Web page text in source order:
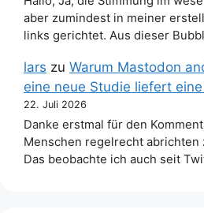
aber zumindest in meiner
links gerichtet. Aus dieser
lars zu Warum Mastodon
eine neue Studie liefert
22. Juli 2026
Danke erstmal für den
Menschen regelrecht abrichten
Das beobachte ich auch seit